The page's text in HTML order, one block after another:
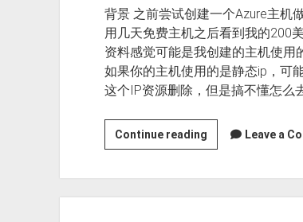
目
录
下
面
最
修
改
文
件，
背景 之前尝试创建一个Azure主机
用几天免费主机之后看到我的200
资料感觉可能是我创建的主机使用
如果你的主机使用的是静态ip，可
这个IP资源删除，但是搞不懂怎么
Continue reading微
软
Leave a